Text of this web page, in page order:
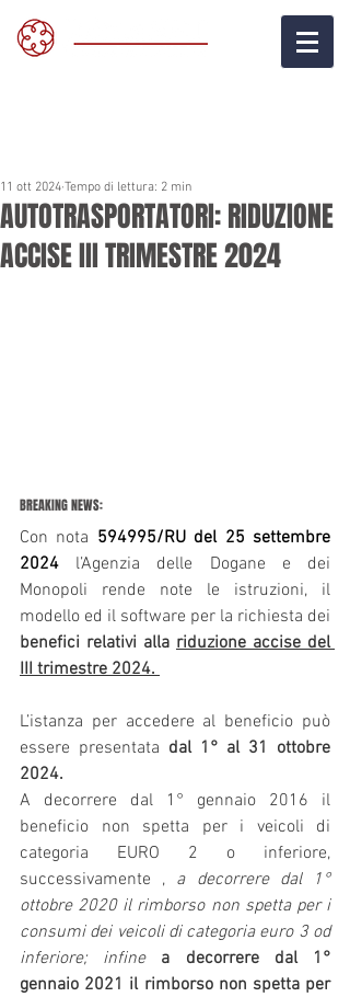
AUTOTRASPORTATORI: RIDUZIONE
ACCISE III TRIMESTRE 2024
11 ott 2024 Tempo di lettura: 2 min
BREAKING NEWS:
Con nota 594995/RU del 25 settembre
2024 l’Agenzia delle Dogane e dei
Monopoli rende note le istruzioni, il
benefici relativi alla riduzione accise del
III trimestre 2024.
L’istanza per accedere al beneficio può
essere presentata dal 1° al 31 ottobre
2024.
A decorrere dal 1° gennaio 2016 il
beneficio non spetta per i veicoli di
categoria EURO 2 o inferiore,
successivamente , a decorrere dal 1°
ottobre 2020 il rimborso non spetta per i
consumi dei veicoli di categoria euro 3 od
inferiore; infine a decorrere dal 1°
gennaio 2021 il rimborso non spetta per